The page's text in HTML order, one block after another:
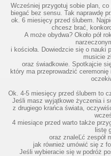
Wcześniej przygotuj sobie plan,
biegać bez sensu. Tak naprawdę
ok. 6 miesięcy przed ślubem.
chcesz brać,
A może obydwa? Około pół
i kościoła. Dowiedzcie się o nauki
musicie
oraz świadkowie. Spotkajcie
który ma przeprowadzić
Ok. 4-5 miesięcy przed ślubem to
Jeśli masz wyjątkowe życzenia i
z drugiego krańca świata,
4 miesiące przed warto także
listę
oraz znaleĽć zespół
jak również umówić się z
Jeśli wybieracie się w podróż